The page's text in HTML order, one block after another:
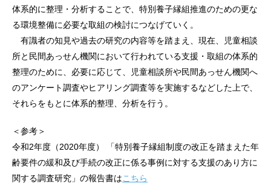
体系的に整理・分析することで、特別養子縁組推進のための更な
る環境整備に必要な取組の検討につなげていく。
有識者の知見や過去の研究の内容等を踏まえ、現在、児童相談
所と民間あっせん機関において行われている支援・取組の体系的
整理のために、必要に応じて、児童相談所や民間あっせん機関へ
のアンケート調査やヒアリング調査等を実施するなどした上で、
それらをもとに体系的整理、分析を行う。
＜参考＞
令和2年度（2020年度） 「特別養子縁組制度の改正を踏まえた年
齢要件の緩和及び手続の改正に係る事例に対する支援のあり方に
関する調査研究」の報告書はこちら